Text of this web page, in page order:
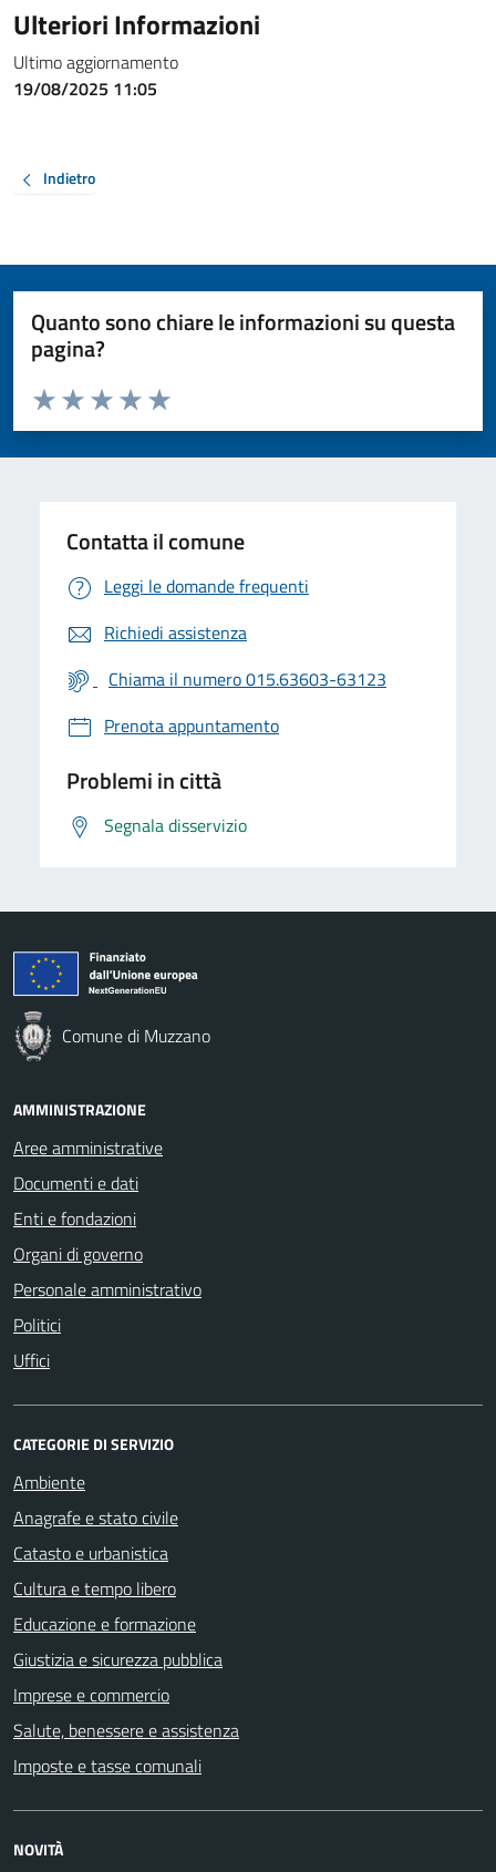
Ulteriori Informazioni
Ultimo aggiornamento
19/08/2025 11:05
Indietro
Quanto sono chiare le informazioni su questa
pagina?
Valuta da 1 a 5 stelle la pagina
Valuta 5 stelle su 5
Valuta 4 stelle su 5
Valuta 3 stelle su 5
Valuta 2 stelle su 5
Valuta 1 stelle su 5
Contatta il comune
Leggi le domande frequenti
Richiedi assistenza
Chiama il numero 015.63603-63123
Prenota appuntamento
Problemi in città
Segnala disservizio
Comune di Muzzano
AMMINISTRAZIONE
Aree amministrative
Documenti e dati
Enti e fondazioni
Organi di governo
Personale amministrativo
Politici
Uffici
CATEGORIE DI SERVIZIO
Ambiente
Anagrafe e stato civile
Catasto e urbanistica
Cultura e tempo libero
Educazione e formazione
Giustizia e sicurezza pubblica
Imprese e commercio
Salute, benessere e assistenza
Imposte e tasse comunali
NOVITÀ